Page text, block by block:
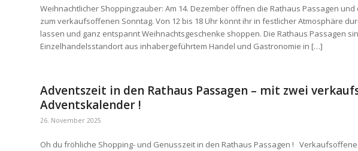
Weihnachtlicher Shoppingzauber: Am 14. Dezember öffnen die Rathaus Passagen
zum verkaufsoffenen Sonntag. Von 12 bis 18 Uhr könnt ihr in festlicher Atmosphäre
lassen und ganz entspannt Weihnachtsgeschenke shoppen. Die Rathaus Passagen
Einzelhandelsstandort aus inhabergeführtem Handel und Gastronomie in […]
Adventszeit in den Rathaus Passagen – mit zwei
Adventskalender !
26. November 2025
Oh du fröhliche Shopping- und Genusszeit in den Rathaus Passagen !